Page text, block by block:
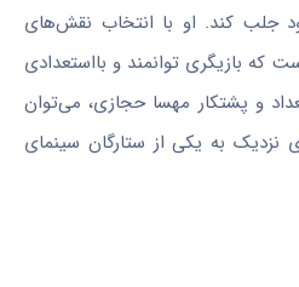
جلب کند. او با انتخاب نقش‌های
که بازیگری توانمند و بااستعدادی
و پشتکار مهسا حجازی، می‌توان
نزدیک به یکی از ستارگان سینمای